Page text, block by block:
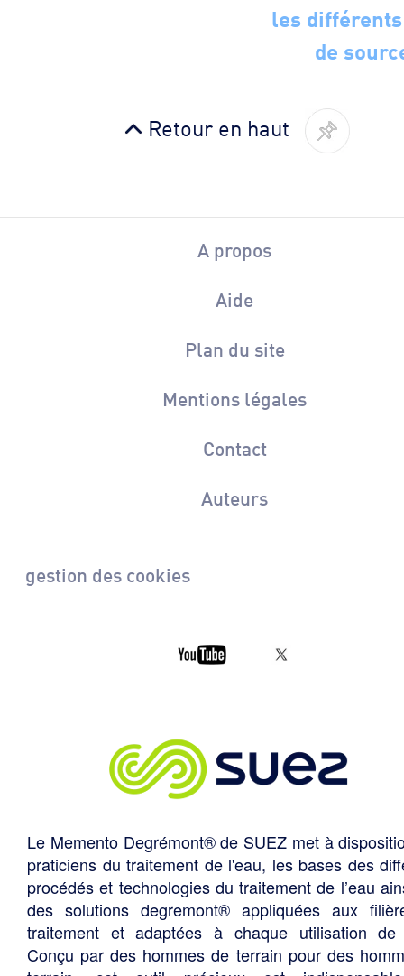
les
de
Retour en haut
A propos
Aide
Plan du site
Mentions légales
Contact
Auteurs
gestion des cookies
Le Memento Degrémont® de SUEZ met à
praticiens du traitement de l'eau, les bases des
procédés et technologies du traitement de l’eau
des solutions degremont® appliquées aux
traitement et adaptées à chaque utilisation de
Conçu par des hommes de terrain pour des